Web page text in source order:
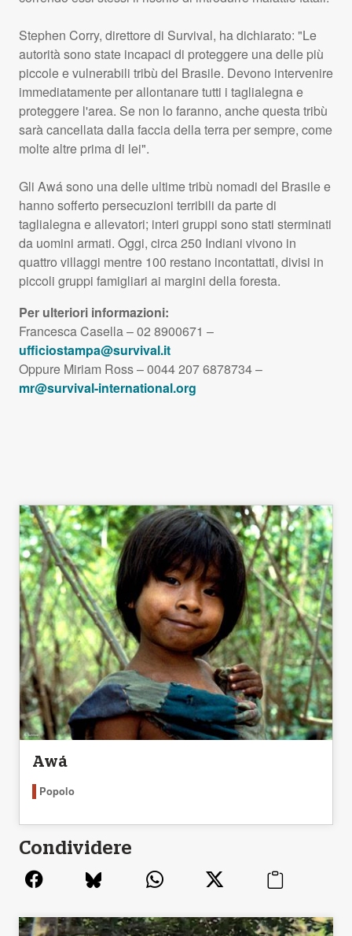
Stephen Corry, direttore di Survival, ha dichiarato: "Le
autorità sono state incapaci di proteggere una delle più
piccole e vulnerabili tribù del Brasile. Devono intervenire
immediatamente per allontanare tutti i taglialegna e
proteggere l'area. Se non lo faranno, anche questa tribù
sarà cancellata dalla faccia della terra per sempre, come
molte altre prima di lei".
Gli Awá sono una delle ultime tribù nomadi del Brasile e
hanno sofferto persecuzioni terribili da parte di
taglialegna e allevatori; interi gruppi sono stati sterminati
da uomini armati. Oggi, circa 250 Indiani vivono in
quattro villaggi mentre 100 restano incontattati, divisi in
piccoli gruppi famigliari ai margini della foresta.
Per ulteriori informazioni:
Francesca Casella – 02 8900671 –
ufficiostampa@survival.it
Oppure Miriam Ross – 0044 207 6878734 –
mr@survival-international.org
Awá
Popolo
Condividere